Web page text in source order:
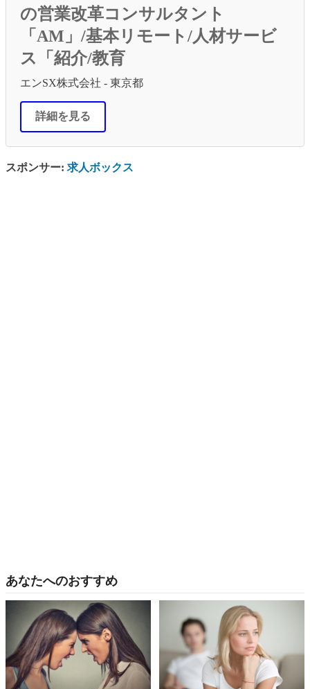
の営業改革コンサルタント
「AM」/基本リモート/人材サービ
ス「紹介/教育
エンSX株式会社 - 東京都
詳細を見る
スポンサー: 求人ボックス
あなたへのおすすめ